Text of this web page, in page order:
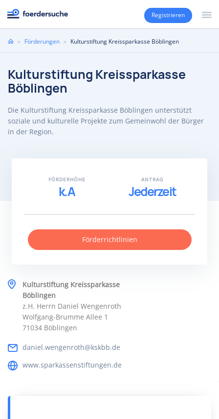
Registrieren
Sie» Förderungen » Kulturstiftung Kreissparkasse Böblingen
Kulturstiftung Kreissparkasse
Böblingen
Die Kulturstiftung Kreissparkasse Böblingen unterstützt
soziale und kulturelle Projekte zum Gemeinwohl der Bürger
in der Region.
Kulturstiftung Kreissparkasse
Böblingen
z.H. Herrn Daniel Wengenroth
Wolfgang-Brumme Allee 1
71034 Böblingen
daniel.wengenroth@kskbb.de
www.sparkassenstiftungen.de
FÖRDERHÖHE
k.A
ANTRAG
Jederzeit
Förderrichtlinien